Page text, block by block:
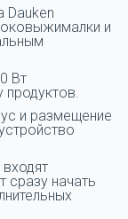
Dauken
и
Вт
и размещение
сразу начать